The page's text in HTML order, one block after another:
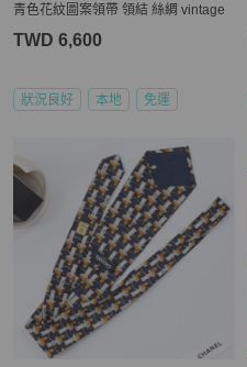
青色花紋圖案領帶 領結 絲綢 vintage
TWD 6,600
狀況良好 本地 免運